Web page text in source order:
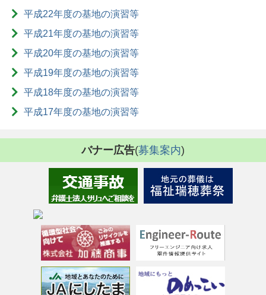
平成22年度の基地の演習等
平成21年度の基地の演習等
平成20年度の基地の演習等
平成19年度の基地の演習等
平成18年度の基地の演習等
平成17年度の基地の演習等
バナー広告(募集案内)